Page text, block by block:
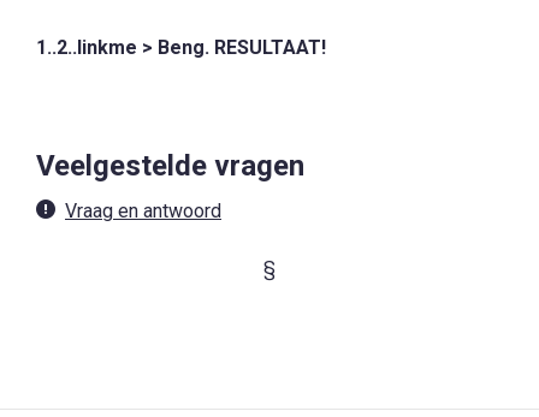
1..2..linkme > Beng. RESULTAAT!
Veelgestelde vragen
Vraag en antwoord
§